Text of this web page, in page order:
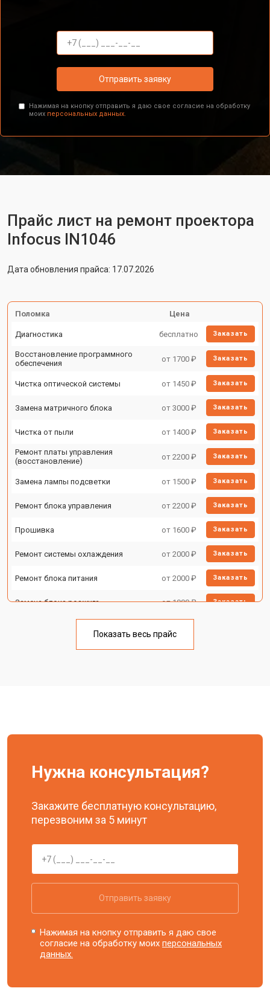
Отправить заявку
Нажимая на кнопку отправить я даю свое согласие на обработку
моих персональных данных.
Прайс лист на ремонт проектора
Infocus IN1046
Дата обновления прайса: 17.07.2026
Поломка Цена
Диагностика бесплатно Заказать
Восстановление программного
обеспечения
от 1700 ₽ Заказать
Чистка оптической системы от 1450 ₽ Заказать
Замена матричного блока от 3000 ₽ Заказать
Чистка от пыли от 1400 ₽ Заказать
Ремонт платы управления
(восстановление)
от 2200 ₽ Заказать
Замена лампы подсветки от 1500 ₽ Заказать
Ремонт блока управления от 2200 ₽ Заказать
Прошивка от 1600 ₽ Заказать
Ремонт системы охлаждения от 2000 ₽ Заказать
Ремонт блока питания от 2000 ₽ Заказать
Замена блока розжига от 1900 ₽ Заказать
Показать весь прайс
Нужна консультация?
Закажите бесплатную консультацию,
перезвоним за 5 минут
Отправить заявку
Нажимая на кнопку отправить я даю свое
согласие на обработку моихперсональных
данных.